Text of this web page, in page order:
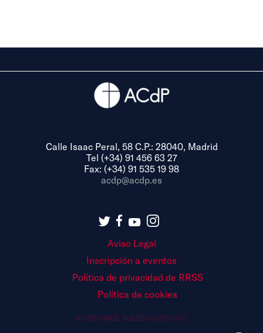
Calle Isaac Peral, 58 C.P.: 28040, Madrid
Tel (+34) 91 456 63 27
Fax: (+34) 91 535 19 98
acdp@acdp.es
Aviso Legal
Inscripción a eventos
Política de privacidad de RRSS
Política de cookies
DISEÑO WEB: BULEBOO ESTUDIO